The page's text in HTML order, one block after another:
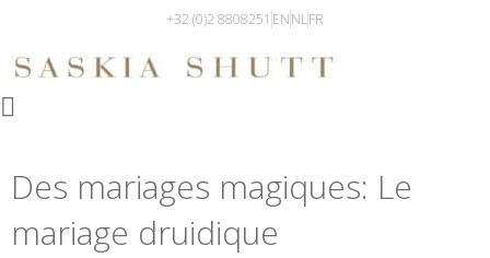
+32 (0)2 8808251 ENNLFR
Des mariages magiques: Le
mariage druidique